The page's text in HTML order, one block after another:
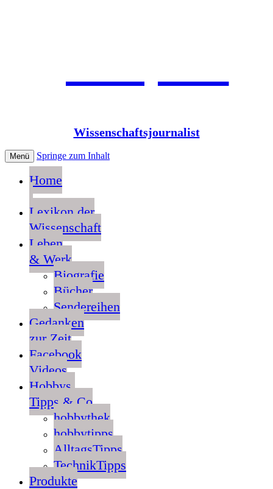
Jean Pütz
Wissenschaftsjournalist
Menü Springe zum Inhalt
Home
Lexikon der
Wissenschaft
Leben
& Werk
Biografie
Bücher
Sendereihen
Gedanken
zur Zeit
Facebook
Videos
Hobbys,
Tipps & Co
hobbythek
hobbytipps
AlltagsTipps
TechnikTipps
Produkte